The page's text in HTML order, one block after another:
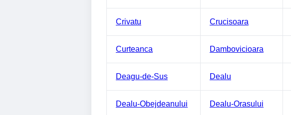
Crivatu Crucisoara
Curteanca Dambovicioara
Deagu-de-Sus Dealu
Dealu-Obejdeanului Dealu-Orasului